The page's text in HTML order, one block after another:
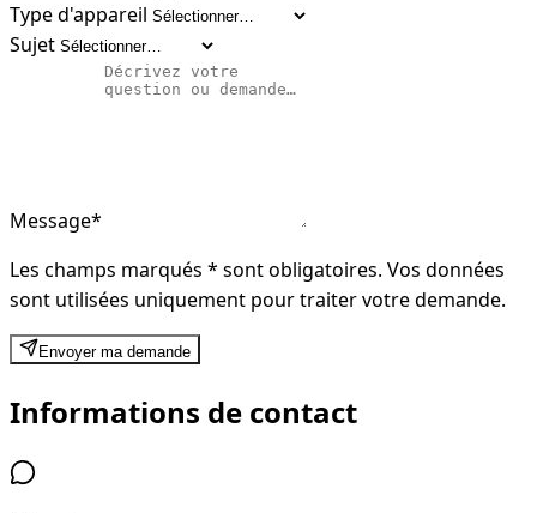
Type d'appareil
Sujet
Message*
Les champs marqués * sont obligatoires. Vos données
sont utilisées uniquement pour traiter votre demande.
Envoyer ma demande
Informations de contact